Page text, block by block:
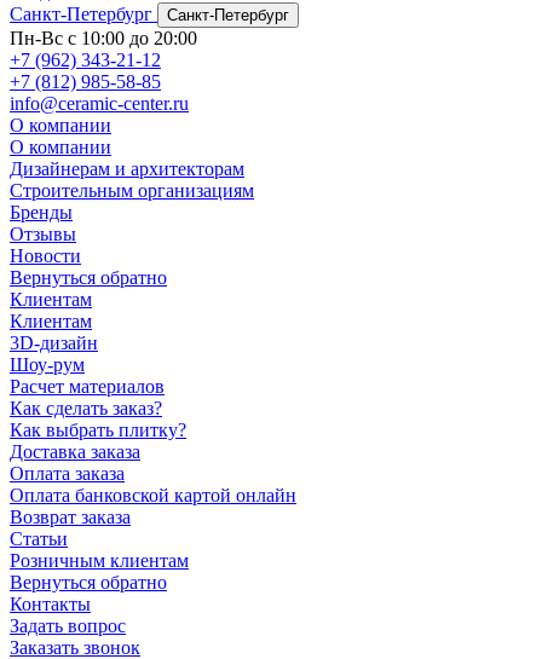
Санкт-Петербург
Санкт-Петербург
Пн-Вс с 10:00 до 20:00
+7 (962) 343-21-12
+7 (812) 985-58-85
info@ceramic-center.ru
О компании
О компании
Дизайнерам и архитекторам
Строительным организациям
Бренды
Отзывы
Новости
Вернуться обратно
Клиентам
Клиентам
3D-дизайн
Шоу-рум
Расчет материалов
Как сделать заказ?
Как выбрать плитку?
Доставка заказа
Оплата заказа
Оплата банковской картой онлайн
Возврат заказа
Статьи
Розничным клиентам
Вернуться обратно
Контакты
Задать вопрос
Заказать звонок